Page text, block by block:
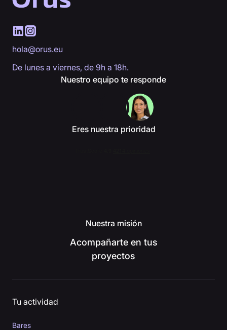
hola@orus.eu
De lunes a viernes, de 9h a 18h.
Nuestro equipo te responde
Eres nuestra prioridad
Nuestra misión
Acompañarte en tus
proyectos
Tu actividad
Bares